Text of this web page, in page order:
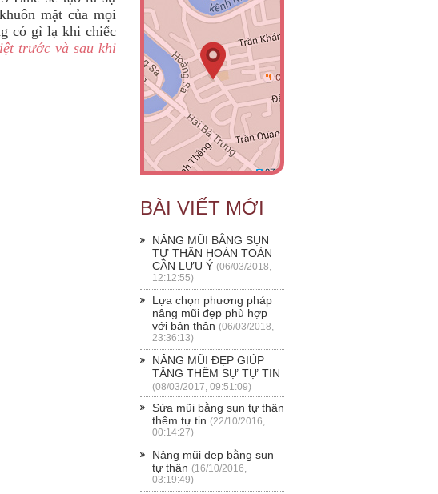
mặt của mọi
có gì lạ khi chiếc
trước và sau khi
BÀI VIẾT MỚI
NÂNG MŨI BẰNG SỤN
TỰ THÂN HOÀN TOÀN
CẦN LƯU Ý (06/03/2018,
12:12:55)
Lựa chọn phương pháp
nâng mũi đẹp phù hợp
với bản thân (06/03/2018,
23:36:13)
NÂNG MŨI ĐẸP GIÚP
TĂNG THÊM SỰ TỰ TIN
(08/03/2017, 09:51:09)
Sửa mũi bằng sụn tự thân
thêm tự tin (22/10/2016,
00:14:27)
Nâng mũi đẹp bằng sụn
tự thân (16/10/2016,
03:19:49)